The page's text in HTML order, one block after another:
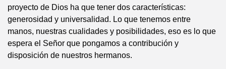
proyecto de Dios ha que tener dos características:
generosidad y universalidad. Lo que tenemos entre
manos, nuestras cualidades y posibilidades, eso es lo que
espera el Señor que pongamos a contribución y
disposición de nuestros hermanos.